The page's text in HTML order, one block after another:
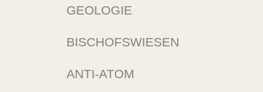
GEOLOGIE
BISCHOFSWIESEN
ANTI-ATOM